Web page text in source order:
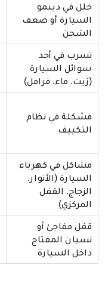
خلل في دينمو
السيارة أو ضعف
الشحن
تسرب في أحد
سوائل السيارة
(زيت. ماء. فرامل)
مشكلة في نظام
التكييف
مشاكل في كهرباء
السيارة (الأنوار.
الزجاج. القفل
المركزي)
قفل مفاجئ أو
نسيان المفتاح
داخل السيارة